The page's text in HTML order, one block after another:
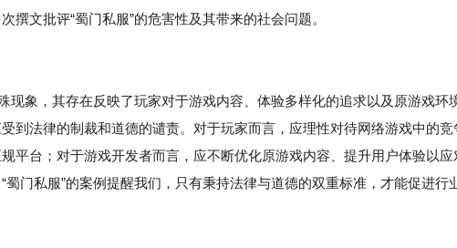
文批评“蜀门私服”的危害性及其带来的社会问题。
现象，其存在反映了玩家对于游戏内容、体验多样化的追求以及原游戏环
到法律的制裁和道德的谴责。对于玩家而言，应理性对待网络游戏中的竞
平台；对于游戏开发者而言，应不断优化原游戏内容、提升用户体验以应
门私服”的案例提醒我们，只有秉持法律与道德的双重标准，才能促进行